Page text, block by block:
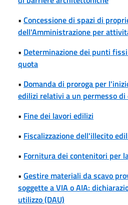
• Concessione di spazi di
dell'Amministrazione per
• Determinazione dei punti
quota
• Domanda di proroga per
edilizi relativi a un permesso
• Fine dei lavori edilizi
• Fiscalizzazione dell'illecito
• Fornitura dei contenitori per
• Gestire materiali da scavo
soggette a VIA o AIA:
utilizzo (DAU)